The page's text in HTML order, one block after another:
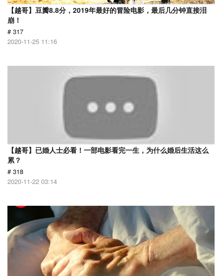
【越哥】豆瓣8.8分，2019年最好的冒险电影，最后几分钟直接泪
崩！
# 317
2020-11-25 11:16
【越哥】已婚人士必看！一部电影看完一生，为什么婚后生活这么
累？
# 318
2020-11-22 03:14